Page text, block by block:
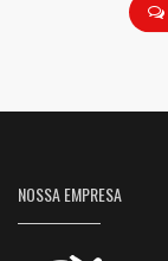
NOSSA EMPRESA